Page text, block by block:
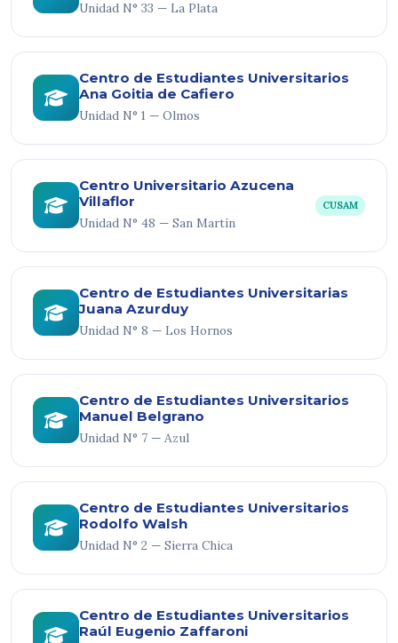
Unidad N° 33 — La Plata
Centro de Estudiantes Universitarios
Ana Goitia de Cafiero
Unidad N° 1 — Olmos
Centro Universitario Azucena
Villaflor
Unidad N° 48 — San Martín
CUSAM
Centro de Estudiantes Universitarias
Juana Azurduy
Unidad N° 8 — Los Hornos
Centro de Estudiantes Universitarios
Manuel Belgrano
Unidad N° 7 — Azul
Centro de Estudiantes Universitarios
Rodolfo Walsh
Unidad N° 2 — Sierra Chica
Centro de Estudiantes Universitarios
Raúl Eugenio Zaffaroni